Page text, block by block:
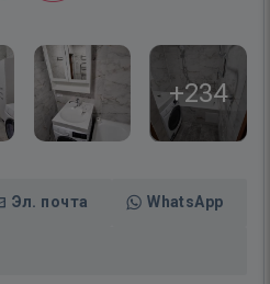
+234
Эл. почта WhatsApp